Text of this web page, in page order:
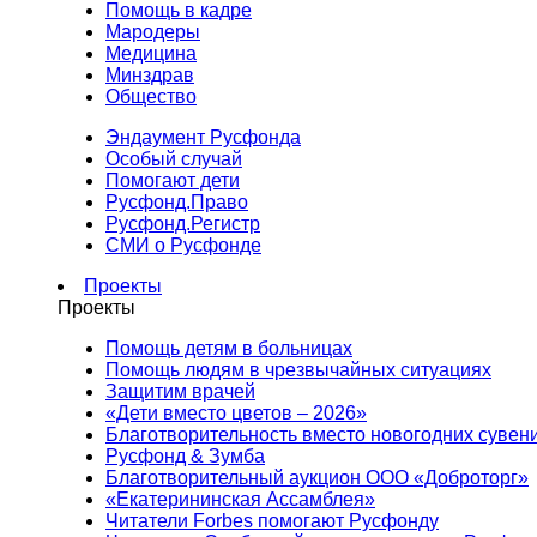
Помощь в кадре
Мародеры
Медицина
Минздрав
Общество
Эндаумент Русфонда
Особый случай
Помогают дети
Русфонд.Право
Русфонд.Регистр
СМИ о Русфонде
Проекты
Проекты
Помощь детям в больницах
Помощь людям в чрезвычайных ситуациях
Защитим врачей
«Дети вместо цветов – 2026»
Благотворительность вместо новогодних
Русфонд & Зумба
Благотворительный аукцион ООО «Доброторг»
«Екатерининская Ассамблея»
Читатели Forbes помогают Русфонду